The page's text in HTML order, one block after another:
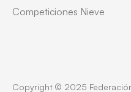
Competiciones Nieve
Copyright © 2025